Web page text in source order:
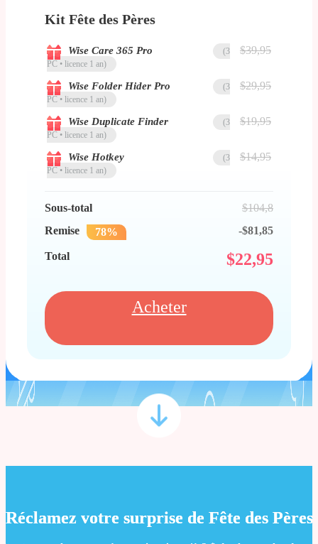
Kit Fête des Pères
Wise Care 365 Pro
(3
PC • licence 1 an)
$39,95
Wise Folder Hider Pro
(3
PC • licence 1 an)
$29,95
Wise Duplicate Finder
(3
PC • licence 1 an)
$19,95
Wise Hotkey
(3
PC • licence 1 an)
$14,95
Sous-total
$104,8
Remise
78% -$81,85
Total $22,95
Acheter
Réclamez votre surprise de Fête des Pères